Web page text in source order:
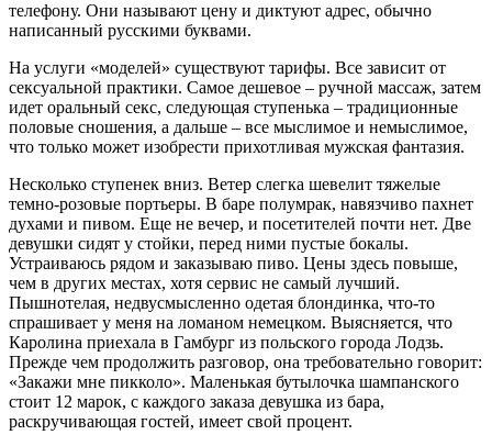
телефону. Они называют цену и диктуют адрес, обычно
написанный русскими буквами.
На услуги «моделей» существуют тарифы. Все зависит от
сексуальной практики. Самое дешевое – ручной массаж, затем
идет оральный секс, следующая ступенька – традиционные
половые сношения, а дальше – все мыслимое и немыслимое,
что только может изобрести прихотливая мужская фантазия.
Несколько ступенек вниз. Ветер слегка шевелит тяжелые
темно-розовые портьеры. В баре полумрак, навязчиво пахнет
духами и пивом. Еще не вечер, и посетителей почти нет. Две
девушки сидят у стойки, перед ними пустые бокалы.
Устраиваюсь рядом и заказываю пиво. Цены здесь повыше,
чем в других местах, хотя сервис не самый лучший.
Пышнотелая, недвусмысленно одетая блондинка, что-то
спрашивает у меня на ломаном немецком. Выясняется, что
Каролина приехала в Гамбург из польского города Лодзь.
Прежде чем продолжить разговор, она требовательно говорит:
«Закажи мне пикколо». Маленькая бутылочка шампанского
стоит 12 марок, с каждого заказа девушка из бара,
раскручивающая гостей, имеет свой процент.